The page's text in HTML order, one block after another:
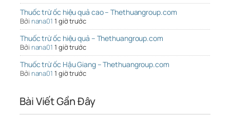
Thuốc trừ ốc hiệu quả cao – Thethuangroup.com
Bởi nana01 1 giờ trước
Thuốc trừ ốc hiệu quả – Thethuangroup.com
Bởi nana01 1 giờ trước
Thuốc trừ ốc Hậu Giang – Thethuangroup.com
Bởi nana01 1 giờ trước
Bài Viết Gần Đây